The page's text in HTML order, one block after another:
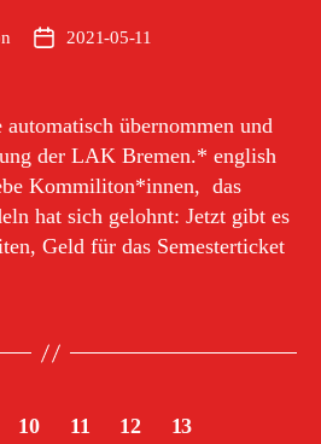
Veröffentlichungsdatum
2021-05-11
übernommen und
der LAK Bremen.* english
Kommiliton*innen, das
hat sich gelohnt: Jetzt gibt es
Geld für das Semesterticket
10 11 12
13